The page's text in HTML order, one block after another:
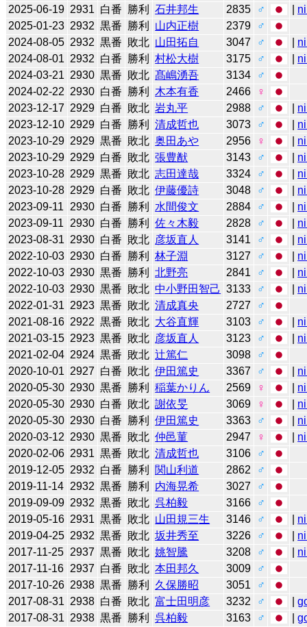
2025-06-19 2931 白番 勝利 石井邦生 2835 ♂
2025-01-23 2932 黒番 勝利 山内正樹 2379
♂
2024-08-05 2932 黒番 敗北 山田拓自 3047 ♂
2024-08-01 2932 白番 勝利 村松大樹 3175 ♂
2024-03-21 2930 黒番 敗北 髙嶋湧吾 3134
♂
2024-02-22 2930 白番 勝利 木本有香 2466
♀
2023-12-17 2929 白番 敗北 岩丸平 2988 ♂
2023-12-10 2929 白番 勝利 清成哲也 3073 ♂
2023-10-29 2929 黒番 敗北 奥田あや 2956 ♀
2023-10-29 2929 白番 敗北 張豊猷 3143 ♂
2023-10-28 2929 黒番 敗北 志田達哉 3324 ♂
2023-10-28 2929 白番 敗北 伊藤優詩 3048 ♂
2023-09-11
2930 白番 勝利 水間俊文 2884 ♂
2023-09-11
2930 白番 勝利 佐々木毅 2828 ♂
2023-08-31 2930 白番 敗北 彦坂直人 3141 ♂
2022-10-03 2930 白番 勝利 林子淵 3127 ♂
2022-10-03 2930 黒番 勝利 北野亮 2841 ♂
2022-10-03 2930 黒番 敗北 中小野田智己 3133 ♂
2022-01-31 2923 黒番 敗北 清成真央 2727
♂
2021-08-16 2922 黒番 敗北 大谷直輝 3103 ♂
2021-03-15 2923 黒番 敗北 彦坂直人 3123 ♂
2021-02-04 2924 黒番 敗北 辻󠄀篤仁 3098
♂
2020-10-01 2927 白番 敗北 伊田篤史 3367 ♂
2020-05-30 2930 黒番 勝利 稲葉かりん 2569 ♀
2020-05-30 2930 白番 敗北 謝依旻 3069 ♀
2020-05-30 2930 白番 勝利 伊田篤史 3363 ♂
2020-03-12 2930 黒番 敗北 仲邑菫 2947 ♀
2020-02-06 2931 黒番 敗北 清成哲也 3106
♂
2019-12-05 2932 白番 勝利 関山利道 2862
♂
2019-11-14 2932 黒番 勝利 内海晃希 3027
♂
2019-09-09 2932 黒番 敗北 呉柏毅 3166
♂
2019-05-16 2931 黒番 敗北 山田規三生 3146 ♂
2019-04-25 2932 黒番 敗北 坂井秀至 3226 ♂
2017-11-25 2937 黒番 敗北 姚智騰 3208 ♂
2017-11-16 2937 白番 敗北 本田邦久 3009
♂
2017-10-26 2938 黒番 勝利 久保勝昭 3051
♂
2017-08-31 2938 白番 敗北 富士田明彦 3232 ♂ |
2017-08-31 2938 黒番 勝利 呉柏毅 3163 ♂ |